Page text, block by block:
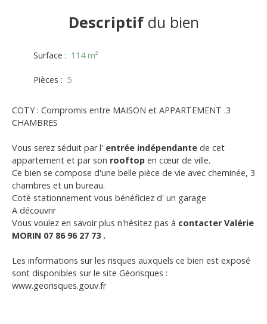
Descriptifdu bien
Surface : 114m²
Pièces : 5
COTY : Compromis entre MAISON et APPARTEMENT .3
CHAMBRES
Vous serez séduit par l' entrée indépendante de cet
appartement et par son rooftop en cœur de ville.
Ce bien se compose d'une belle pièce de vie avec cheminée, 3
chambres et un bureau.
Coté stationnement vous bénéficiez d' un garage
A découvrir
Vous voulez en savoir plus n'hésitez pas à contacter Valérie
MORIN 07 86 96 27 73 .
Les informations sur les risques auxquels ce bien est exposé
sont disponibles sur le site Géorisques :
www.georisques.gouv.fr